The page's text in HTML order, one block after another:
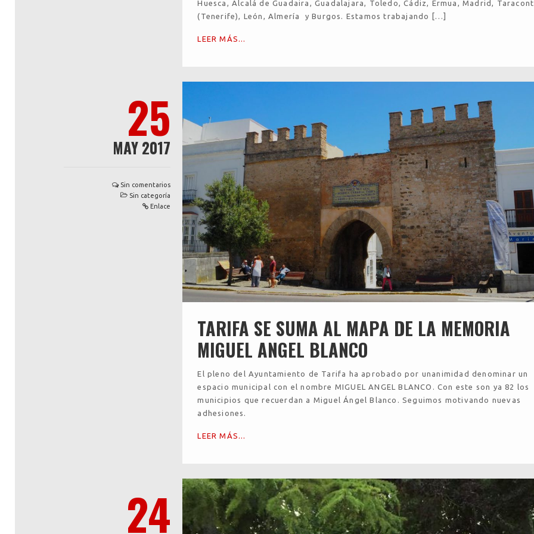
Huesca, Alcalá de Guadaira, Guadalajara, Toledo, Cádiz, Ermua, Madrid,
(Tenerife), León, Almería y Burgos. Estamos trabajando […]
LEER MÁS...
25
MAY 2017
Sin comentarios
Sin categoría
Enlace
TARIFA SE SUMA AL MAPA DE LA MEMORIA
MIGUEL ANGEL BLANCO
El pleno del Ayuntamiento de Tarifa ha aprobado por unanimidad denominar un
espacio municipal con el nombre MIGUEL ANGEL BLANCO. Con este son ya 82 los
municipios que recuerdan a Miguel Ángel Blanco. Seguimos motivando nuevas
adhesiones.
LEER MÁS...
24